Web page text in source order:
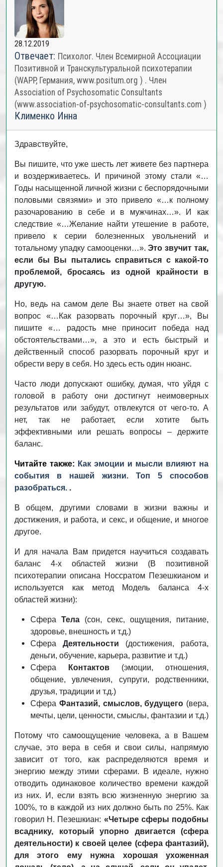
28.12.2019
Отвечает: Психолог. Член Всемирной Ассоциации
Позитивной и Транскультуральной психотерапии
(WAPP, Германия, www.positum.org ) . Член
Association of Psychosomatic Consultants
(www.association-of-psychosomatic-consultants.com )
Клименко Инна
Здравствуйте,
Вы пишите, что уже шесть лет живете без партнера
и воздерживаетесь. И причиной этому стали «…
Годы насыщенной личной жизни с беспорядочными
половыми связями» и это привело «…к полному
разочарованию в себе и в мужчинах…». И как
следствие «…Желание найти утешение в работе,
привело к серии болезненных увольнений и
тотальному упадку самооценки…».Это звучит так,
если бы Вы пытались справиться с какой-то
проблемой, бросаясь из одной крайности в
другую.
Но, ведь на самом деле Вы знаете ответ на свой
вопрос «…Как разорвать порочный круг…», Вы
пишите «… радость мне приносит победа над
обстоятельствами…», а это и есть быстрый и
действенный способ разорвать порочный круг и
обрести веру в себя. Но здесь есть один нюанс.
Часто люди допускают ошибку, думая, что уйдя с
головой в работу они достигнут неимоверных
результатов или забудут, отвлекутся от чего-то. А
нет, так не работает, если хотите быть
эффективными или решать вопросы – держите
баланс.
Читайте также: Как эмоции и мысли влияют на
события в нашей жизни. Топ 5 способов
разобраться. .
В общем, другими словами в жизни важны и
достижения, и работа, и секс, и общение, и многое
другое.
И для начала Вам придется научиться создавать
баланс 4-х областей жизни (В позитивной
психотерапии описана Носсратом Пезешкианом и
используется как метод Модель баланса 4-х
областей жизни):
Сфера Тела (сон, секс, ощущения, питание,
здоровье, внешность и т.д.)
Сфера Деятельности (достижения, работа,
деньги, обучение, карьера, развитие и т.д.)
Сфера
Контактов (эмоции, отношения,
общение, увлечения, супруги, родственники,
друзья, традиции и т.д.)
Сфера Фантазий, смыслов, будущего (вера,
мечты, цели, ценности, смыслы, фантазии и т.д.)
Потому что самоощущение человека, а в Вашем
случае, это вера в себя и свои силы, напрямую
зависит от того, как распределяются время и
энергию между этими сферами. В идеале, нужно
отводить одинаковое количество времени каждой
из них. И, если взять всю жизненную энергию за
100%, то в каждой из них должно быть по 25%. Как
говорил Н. Пезешкиан: «Четыре сферы подобны
всаднику, который упорно двигается (сфера
деятельности) к своей целее (сфера фантазий),
для этого ему нужна хорошая ухоженная